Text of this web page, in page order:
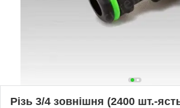
Різь 3/4 зовнішня (2400 шт.-